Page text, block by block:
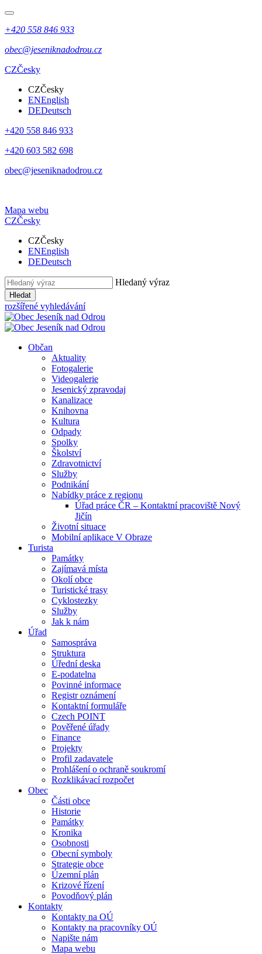
+420 558 846 933
obec@jeseniknadodrou.cz
CZČesky
CZČesky
ENEnglish
DEDeutsch
+420 558 846 933
+420 603 582 698
obec@jeseniknadodrou.cz
Mapa webu
CZČesky
CZČesky
ENEnglish
DEDeutsch
Hledaný výraz
Hledat
rozšířené vyhledávání
Občan
Aktuality
Fotogalerie
Videogalerie
Jesenický zpravodaj
Kanalizace
Knihovna
Kultura
Odpady
Spolky
Školství
Zdravotnictví
Služby
Podnikání
Nabídky práce z regionu
Úřad práce ČR – Kontaktní pracoviště Nový
Jičín
Životní situace
Mobilní aplikace V Obraze
Turista
Památky
Zajímavá místa
Okolí obce
Turistické trasy
Cyklostezky
Služby
Jak k nám
Úřad
Samospráva
Struktura
Úřední deska
E-podatelna
Povinné informace
Registr oznámení
Kontaktní formuláře
Czech POINT
Pověřené úřady
Finance
Projekty
Profil zadavatele
Prohlášení o ochraně soukromí
Rozklikávací rozpočet
Obec
Části obce
Historie
Památky
Kronika
Osobnosti
Obecní symboly
Strategie obce
Územní plán
Krizové řízení
Povodňový plán
Kontakty
Kontakty na OÚ
Kontakty na pracovníky OÚ
Napište nám
Mapa webu